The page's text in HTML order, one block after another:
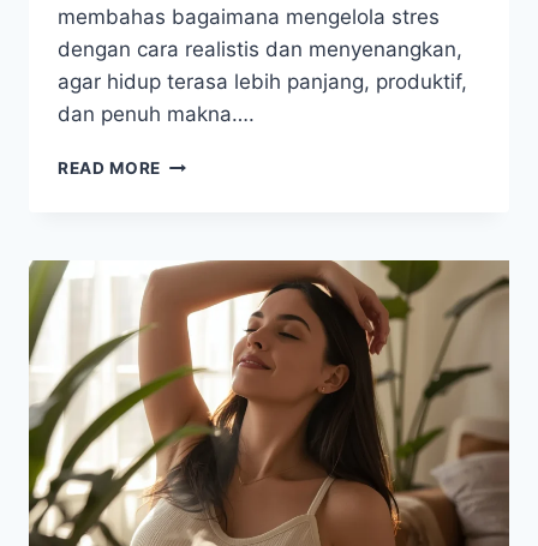
membahas bagaimana mengelola stres
dengan cara realistis dan menyenangkan,
agar hidup terasa lebih panjang, produktif,
dan penuh makna….
READ MORE MENGELOLA
LEBIH
PANJANG
DAN
BAHAGIA